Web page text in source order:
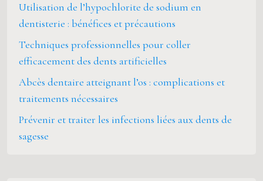
Utilisation de l’hypochlorite de sodium en
dentisterie : bénéfices et précautions
Techniques professionnelles pour coller
efficacement des dents artificielles
Abcès dentaire atteignant l’os : complications et
traitements nécessaires
Prévenir et traiter les infections liées aux dents de
sagesse